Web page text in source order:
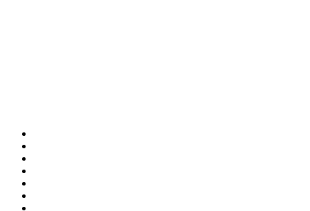
ERSTES
SEEBAD
Sommerfrische
seit
1793.